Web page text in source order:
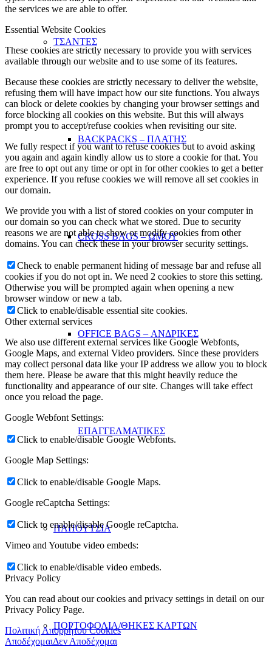
ΤΣΑΝΤΕΣ
BACKPACKS – ΠΛΑΤΗΣ
CROSS BAGS – ΩΜΟΥ
OFFICE BAGS – ΑΝΔΡΙΚΕΣ
ΕΠΑΓΓΕΛΜΑΤΙΚΕΣ
ΠΑΠΟΥΤΣΙΑ
ΠΟΡΤΟΦΟΛΙΑ/ΘΗΚΕΣ ΚΑΡΤΩΝ
the services we are able to offer.
Essential Website Cookies
These cookies are strictly necessary to provide you with services
available through our website and to use some of its features.
Because these cookies are strictly necessary to deliver the website,
refusing them will have impact how our site functions. You always
can block or delete cookies by changing your browser settings and
force blocking all cookies on this website. But this will always
prompt you to accept/refuse cookies when revisiting our site.
We fully respect if you want to refuse cookies but to avoid asking
you again and again kindly allow us to store a cookie for that. You
are free to opt out any time or opt in for other cookies to get a better
experience. If you refuse cookies we will remove all set cookies in
our domain.
We provide you with a list of stored cookies on your computer in
our domain so you can check what we stored. Due to security
reasons we are not able to show or modify cookies from other
domains. You can check these in your browser security settings.
Check to enable permanent hiding of message bar and refuse all
cookies if you do not opt in. We need 2 cookies to store this setting.
Otherwise you will be prompted again when opening a new
browser window or new a tab.
Click to enable/disable essential site cookies.
Other external services
We also use different external services like Google Webfonts,
Google Maps, and external Video providers. Since these providers
may collect personal data like your IP address we allow you to block
them here. Please be aware that this might heavily reduce the
functionality and appearance of our site. Changes will take effect
once you reload the page.
Google Webfont Settings:
Click to enable/disable Google Webfonts.
Google Map Settings:
Click to enable/disable Google Maps.
Google reCaptcha Settings:
Click to enable/disable Google reCaptcha.
Vimeo and Youtube video embeds:
Click to enable/disable video embeds.
Privacy Policy
You can read about our cookies and privacy settings in detail on our
Privacy Policy Page.
Πολιτική Απορρήτου Cookies
ΑποδέχομαιΔεν Αποδέχομαι